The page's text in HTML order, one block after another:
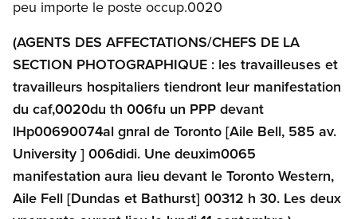
peu importe le poste occup.0020
(AGENTS DES AFFECTATIONS/CHEFS DE LA
SECTION PHOTOGRAPHIQUE : les travailleuses et
travailleurs hospitaliers tiendront leur manifestation
du caf,0020du th 006fu un PPP devant
lHp00690074al gnral de Toronto [Aile Bell, 585 av.
University ] 006didi. Une deuxim0065
manifestation aura lieu devant le Toronto Western,
Aile Fell [Dundas et Bathurst] 00312 h 30. Les deux